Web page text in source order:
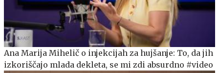
Ana Marija Mihelič o injekcijah za hujšanje: To, da jih
izkoriščajo mlada dekleta, se mi zdi absurdno #video